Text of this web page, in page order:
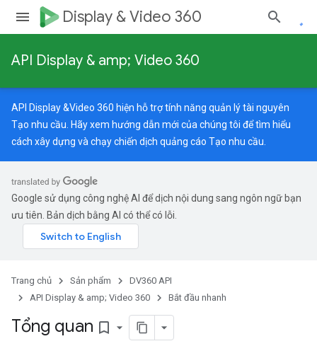
Display & Video 360
API Display & amp; Video 360
API Display &Video 360 hiện hỗ trợ tính năng quản lý tài nguyên
Tạo nhu cầu. Hãy xem hướng dẫn mới của chúng tôi để tìm hiểu
cách xây dựng và chạy chiến dịch quảng cáo Tạo nhu cầu.
Google sử dụng công nghệ AI để dịch nội dung sang ngôn ngữ bạn
ưu tiên. Bản dịch bằng AI có thể có lỗi.
Trang chủ Sản phẩm
DV360 API
API Display & amp; Video 360
Bắt đầu nhanh
Tổng quan bookmark_border